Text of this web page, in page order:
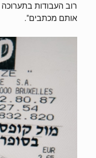
רוב העבודות
אותם מכתבים".